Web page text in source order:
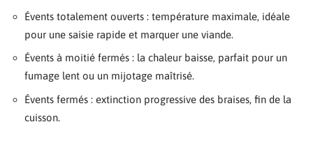
Évents totalement ouverts : température maximale, idéale
pour une saisie rapide et marquer une viande.
Évents à moitié fermés : la chaleur baisse, parfait pour un
fumage lent ou un mijotage maîtrisé.
Évents fermés : extinction progressive des braises, fin de la
cuisson.